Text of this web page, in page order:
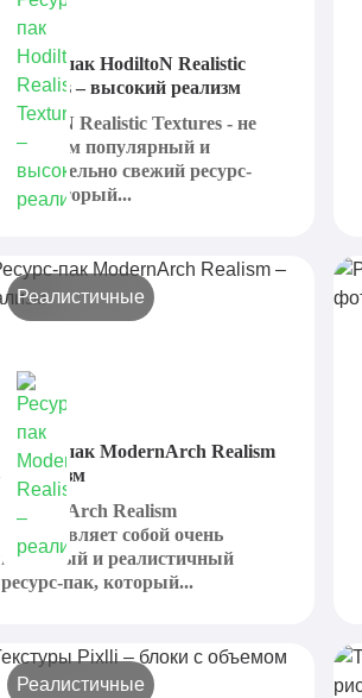
Ресурс-пак HodiltoN Realistic
Textures – высокий реализм
HodiltoN Realistic Textures - не
слишком популярный и
относительно свежий ресурс-
пак, который...
Реалистичные
Ресурс-пак ModernArch Realism
– реализм
ModernArch Realism
представляет собой очень
красивый и реалистичный
ресурс-пак, который...
Реалистичные